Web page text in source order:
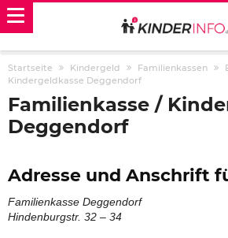
Startseite Kindergeld Familienkassen
Kindergeldkasse Deggendorf
Familienkasse /
Deggendorf
Adresse und Anschrift
Familienkasse Deggendorf
Hindenburgstr. 32 – 34